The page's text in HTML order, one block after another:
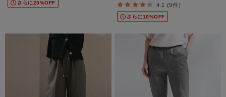
さらに20%OFF 4.1 (9件)
さらに10%OFF